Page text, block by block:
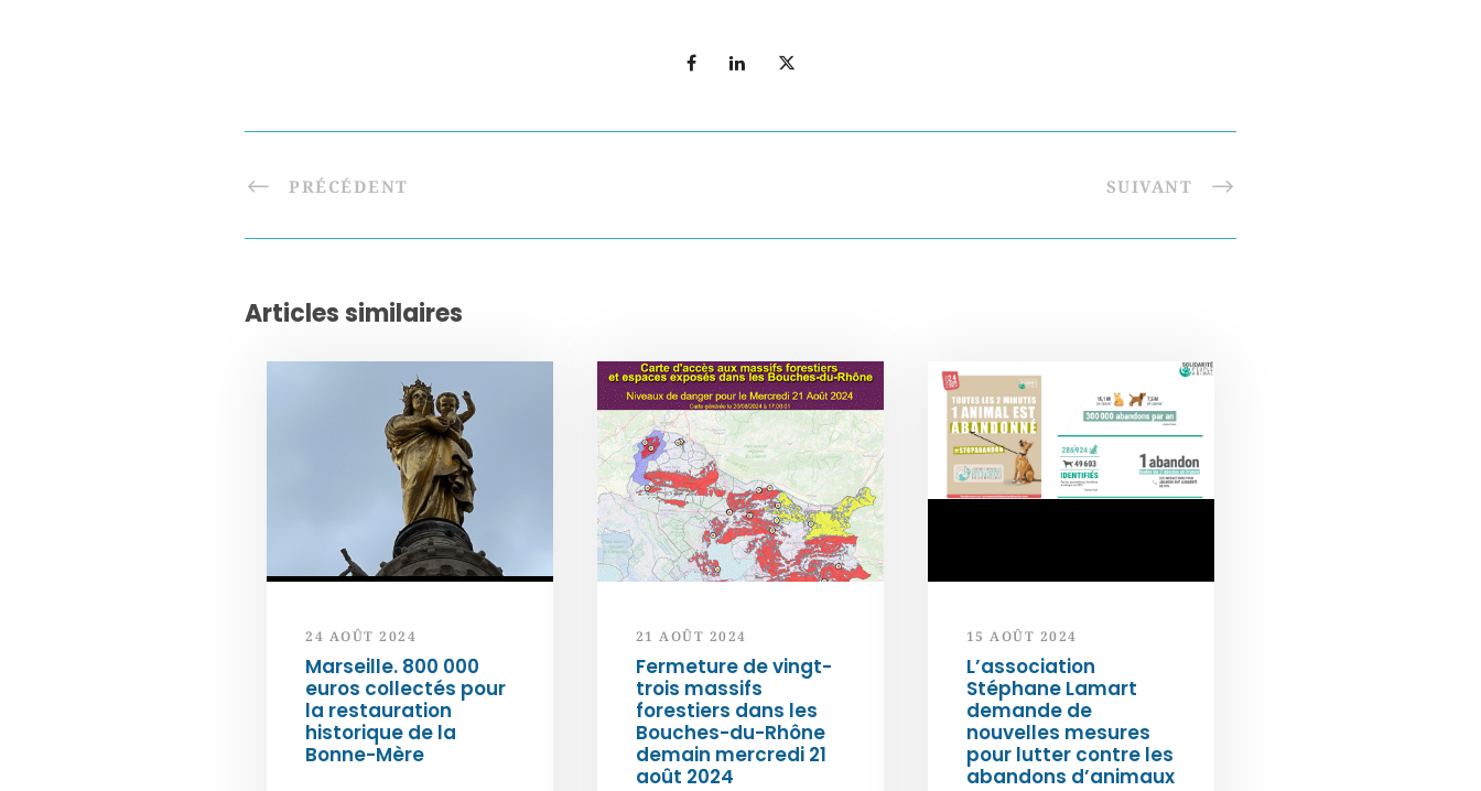
PRÉCÉDENT SUIVANT
Articles similaires
24 AOÛT 2024
Marseille. 800 000
euros collectés pour
la restauration
historique de la
Bonne-Mère
21 AOÛT 2024
Fermeture de vingt-
trois massifs
forestiers dans les
Bouches-du-Rhône
demain mercredi 21
août 2024
15 AOÛT 2024
L’association
Stéphane Lamart
demande de
nouvelles mesures
pour lutter contre les
abandons d’animaux